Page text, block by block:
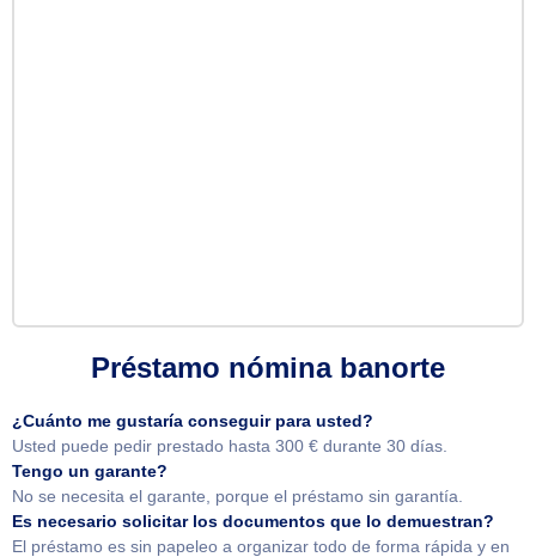
Préstamo nómina banorte
¿Cuánto me gustaría conseguir para usted?
Usted puede pedir prestado hasta 300 € durante 30 días.
Tengo un garante?
No se necesita el garante, porque el préstamo sin garantía.
Es necesario solicitar los documentos que lo demuestran?
El préstamo es sin papeleo a organizar todo de forma rápida y en